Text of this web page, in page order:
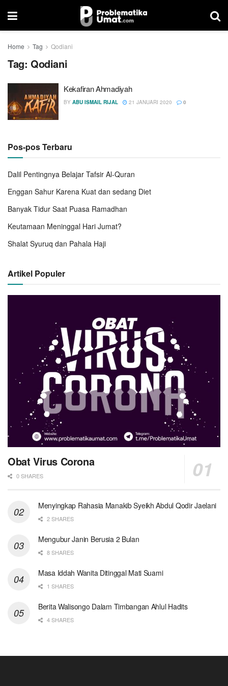
Home Tag Qodiani
Tag: Qodiani
Kekafiran Ahmadiyah
BY ABU ISMAIL RIJAL 21 JANUARI 2020 0
Pos-pos Terbaru
Dalil Pentingnya Belajar Tafsir Al-Quran
Enggan Sahur Karena Kuat dan sedang Diet
Banyak Tidur Saat Puasa Ramadhan
Keutamaan Meninggal Hari Jumat?
Shalat Syuruq dan Pahala Haji
Artikel Populer
Obat Virus Corona
0 SHARES
Menyingkap Rahasia Manakib Syeikh Abdul Qodir Jaelani
2 SHARES
Mengubur Janin Berusia 2 Bulan
8 SHARES
Masa Iddah Wanita Ditinggal Mati Suami
1 SHARES
Berita Walisongo Dalam Timbangan Ahlul Hadits
4 SHARES